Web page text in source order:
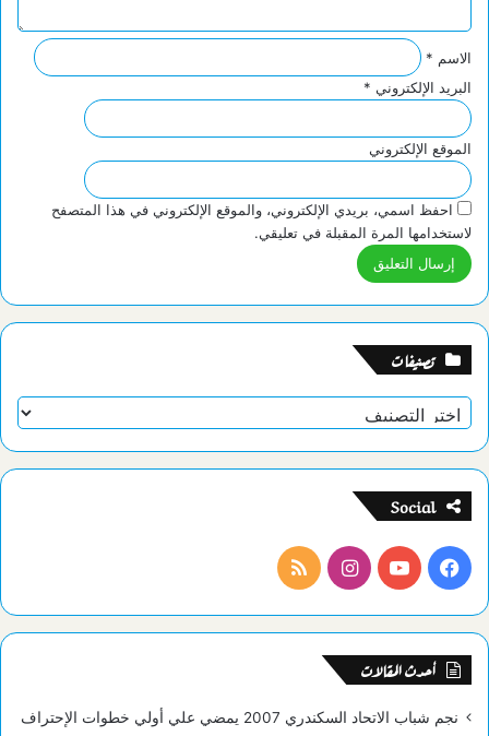
الاسم *
البريد الإلكتروني *
الموقع الإلكتروني
احفظ اسمي، بريدي الإلكتروني، والموقع الإلكتروني في هذا المتصفح
لاستخدامها المرة المقبلة في تعليقي.
تصنيفات
تصنيفات
Social
فيسبوكيوتيوبانستقرامملخص
الموقع
أحدث المقالات
نجم شباب الاتحاد السكندري 2007 يمضي علي أولي خطوات الإحتراف